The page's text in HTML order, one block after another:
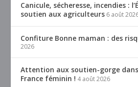
Canicule, sécheresse, incendies :
soutien aux agriculteurs 6 août
Confiture Bonne maman : des
2026
Attention aux soutien-gorge
France féminin ! 4 août 2026